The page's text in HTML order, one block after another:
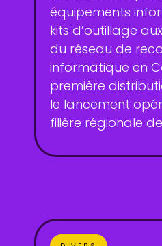
équipements
kits d’outillage
du réseau de
informatique en
première
le lancement
filière régionale